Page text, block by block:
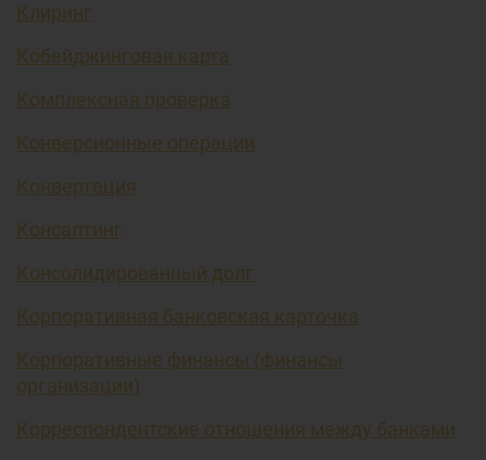
Клиринг
Кобейджинговая карта
Комплексная проверка
Конверсионные операции
Конвертация
Консалтинг
Консолидированный долг
Корпоративная банковская карточка
Корпоративные финансы (финансы
организации)
Корреспондентские отношения между банками